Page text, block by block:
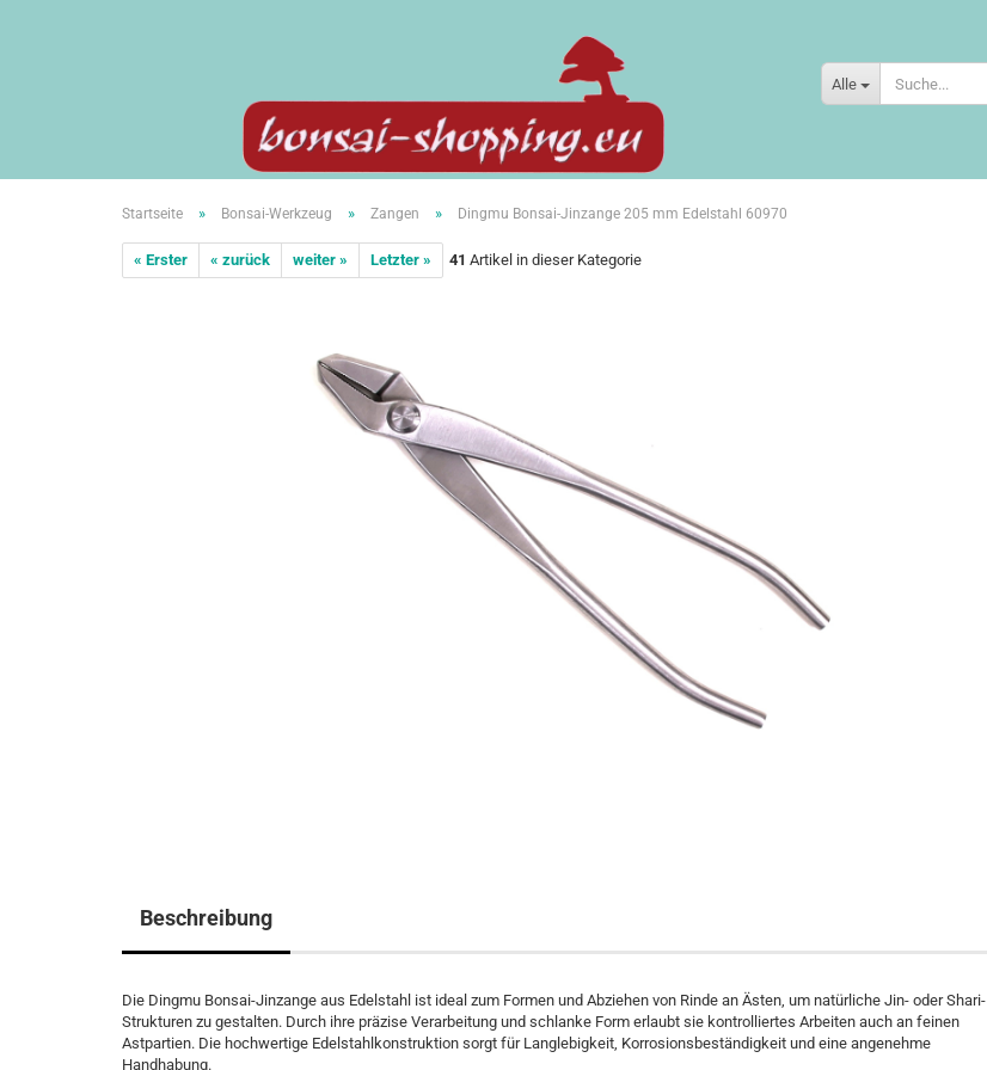
Alle
Startseite » Bonsai-Werkzeug » Zangen » Dingmu Bonsai-Jinzange 205 mm Edelstahl 60970
« Erster « zurück weiter » Letzter » 41 Artikel in dieser Kategorie
Beschreibung
Die Dingmu Bonsai-Jinzange aus Edelstahl ist ideal zum Formen und Abziehen von Rinde an Ästen, um natürliche Jin- oder Shari-
Strukturen zu gestalten. Durch ihre präzise Verarbeitung und schlanke Form erlaubt sie kontrolliertes Arbeiten auch an feinen
Astpartien. Die hochwertige Edelstahlkonstruktion sorgt für Langlebigkeit, Korrosionsbeständigkeit und eine angenehme
Handhabung.